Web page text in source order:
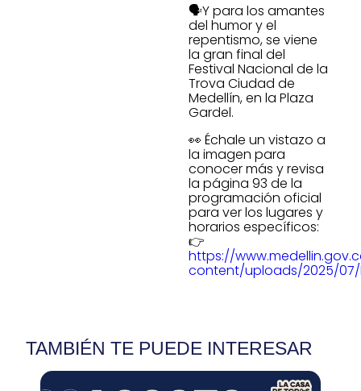
🗣️Y para los amantes
del humor y el
repentismo, se viene
la gran final del
Festival Nacional de la
Trova Ciudad de
Medellín, en la Plaza
Gardel.
👀 Échale un vistazo a
la imagen para
conocer más y revisa
la página 93 de la
programación oficial
para ver los lugares y
horarios específicos:
👉
https://
content/uploads/2025/07/
TAMBIÉN TE PUEDE INTERESAR